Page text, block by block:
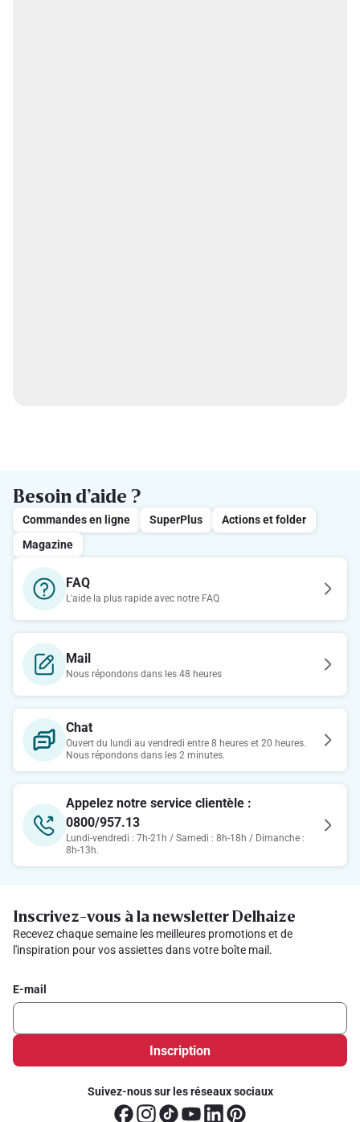
Besoin d’aide ?
Commandes en ligne SuperPlus
Actions et folder
Magazine
FAQ
L'aide la plus rapide avec notre FAQ
Mail
Nous répondons dans les 48 heures
Chat
Ouvert du lundi au vendredi entre 8 heures et 20 heures.
Nous répondons dans les 2 minutes.
Appelez notre service clientèle :
0800/957.13
Lundi-vendredi : 7h-21h / Samedi : 8h-18h / Dimanche :
8h-13h.
Inscrivez-vous à la newsletter Delhaize
Recevez chaque semaine les meilleures promotions et de
l'inspiration pour vos assiettes dans votre boîte mail.
E-mail
Inscription
Suivez-nous sur les réseaux sociaux